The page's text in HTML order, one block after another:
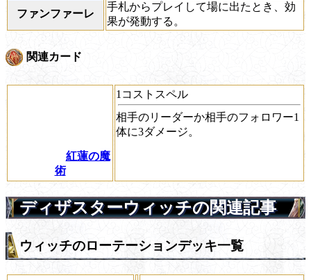
ファンファーレ
手札からプレイして場に出たとき、効
果が発動する。
関連カード
紅蓮の魔
術
1コストスペル
相手のリーダーか相手のフォロワー1
体に3ダメージ。
ディザスターウィッチの関連記事
ウィッチのローテーションデッキ一覧